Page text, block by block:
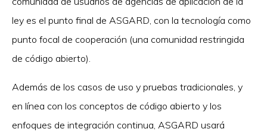
ley es el punto final de ASGARD, con la tecnología como
punto focal de cooperación (una comunidad restringida
de código abierto).
Además de los casos de uso y pruebas tradicionales, y
en línea con los conceptos de código abierto y los
enfoques de integración continua, ASGARD usará